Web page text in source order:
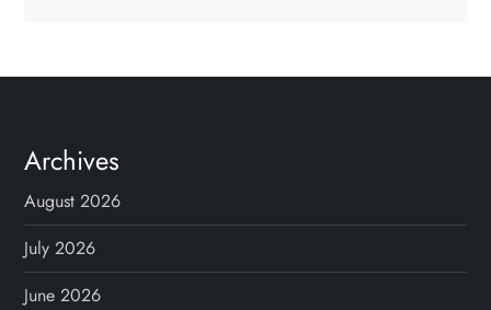
Archives
August 2026
July 2026
June 2026